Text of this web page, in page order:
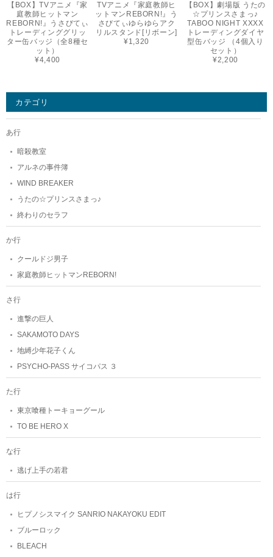
【BOX】TVアニメ『家
庭教師ヒットマン
REBORN!』うさびてぃ
トレーディンググリッ
ター缶バッジ（全8種セ
ット）
¥4,400
TVアニメ『家庭教師ヒ
ットマンREBORN!』う
さびてぃゆらゆらアク
リルスタンド[リボーン]
¥1,320
【BOX】劇場版 うたの
☆プリンスさまっ♪
TABOO NIGHT XXXX
トレーディングダイヤ
型缶バッジ （4個入り
セット）
¥2,200
カテゴリ
あ行
暗殺教室
アルネの事件簿
WIND BREAKER
うたの☆プリンスさまっ♪
終わりのセラフ
か行
クールドジ男子
家庭教師ヒットマンREBORN!
さ行
進撃の巨人
SAKAMOTO DAYS
地縛少年花子くん
PSYCHO-PASS サイコパス ３
た行
東京喰種トーキョーグール
TO BE HERO X
な行
逃げ上手の若君
は行
ヒプノシスマイク SANRIO NAKAYOKU EDIT
ブルーロック
BLEACH